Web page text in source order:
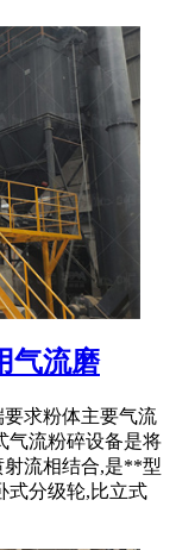
气流磨
求粉体主要气流
气流粉碎设备是将
射流相结合,是**型
式分级轮,比立式